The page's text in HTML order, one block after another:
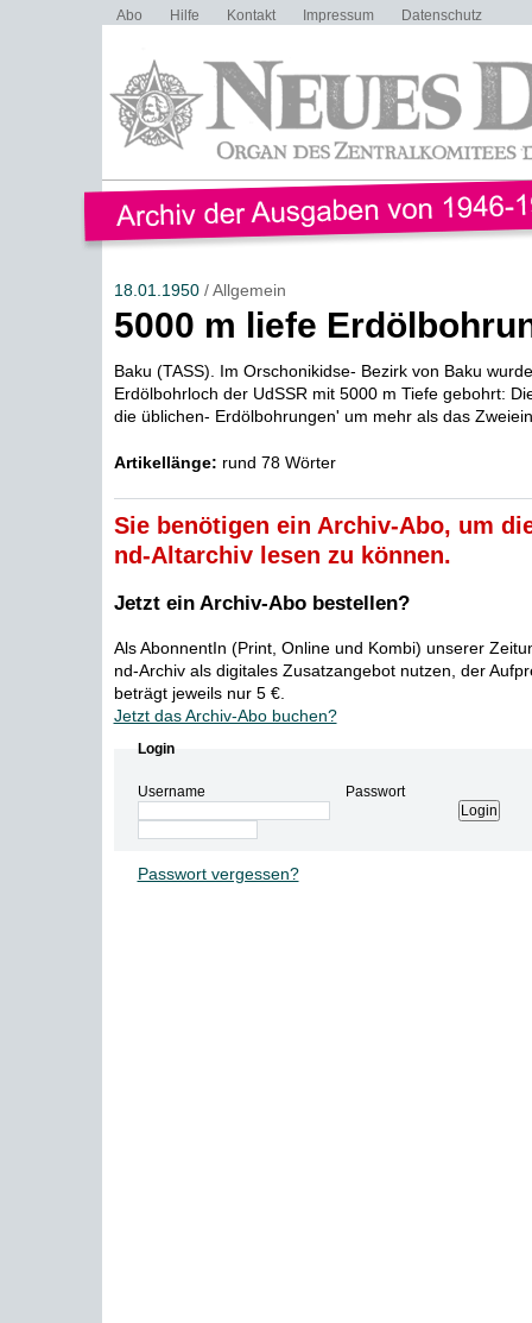
Abo Hilfe Kontakt Impressum Datenschutz
18.01.1950/ Allgemein
5000 m liefe
Baku (TASS). Im Orschonikidse- Bezirk von Baku
Erdölbohrloch der UdSSR mit 5000 m Tiefe gebohrt:
die üblichen- Erdölbohrungen' um mehr als das
Artikellänge: rund 78 Wörter
Sie benötigen ein Archiv-Abo, um
nd-Altarchiv lesen zu können.
Jetzt ein Archiv-Abo bestellen?
Als AbonnentIn (Print, Online und Kombi) unserer
nd-Archiv als digitales Zusatzangebot nutzen, der
beträgt jeweils nur 5 €.
Jetzt das Archiv-Abo buchen?
Login
Username Passwort
Passwort vergessen?